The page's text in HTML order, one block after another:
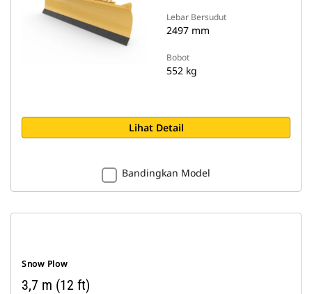
Lebar Bersudut
2497 mm
Bobot
552 kg
Lihat Detail
Bandingkan Model
Snow Plow
3,7 m (12 ft)